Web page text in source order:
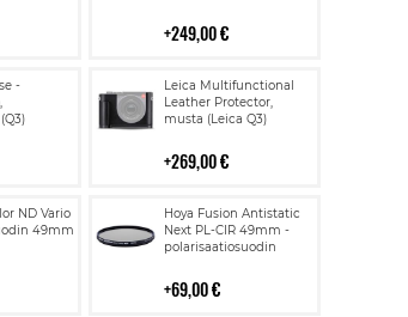
249,00 €
-
Leica Multifunctional
Leather Protector,
musta (Leica Q3)
269,00 €
Lisää
ostoskoriin
ND Vario
49mm
Hoya Fusion Antistatic
Next PL-CIR 49mm -
polarisaatiosuodin
69,00 €
Lisää
ostoskoriin